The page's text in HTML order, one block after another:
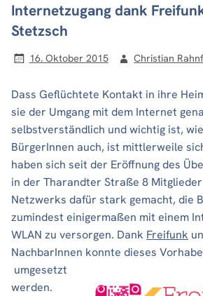
Internetzugang dank
Stetzsch
16. Oktober 2015 Christian
Dass Geflüchtete Kontakt in ihre
sie der Umgang mit dem Internet
selbstverständlich und wichtig ist,
BürgerInnen auch, ist mittlerweile
haben sich seit der Eröffnung des
in der Tharandter Straße 8
Netzwerks dafür stark gemacht, die
zumindest einigermaßen mit einem
WLAN zu versorgen. Dank Freifunk
NachbarInnen konnte dieses
umgesetzt
werden.